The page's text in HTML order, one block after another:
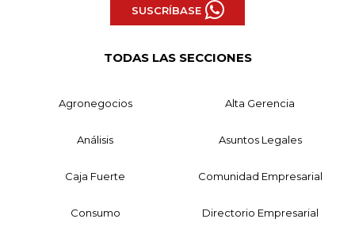
SUSCRÍBASE
TODAS LAS SECCIONES
Agronegocios Alta Gerencia
Análisis Asuntos Legales
Caja Fuerte Comunidad Empresarial
Consumo Directorio Empresarial